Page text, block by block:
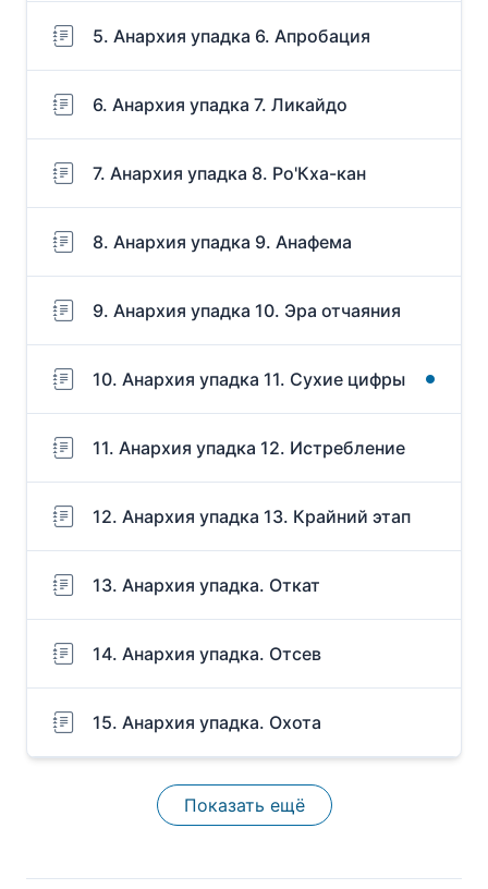
5. Анархия упадка 6. Апробация
6. Анархия упадка 7. Ликайдо
7. Анархия упадка 8. Ро'Кха-кан
8. Анархия упадка 9. Анафема
9. Анархия упадка 10. Эра отчаяния
10. Анархия упадка 11. Сухие цифры
11. Анархия упадка 12. Истребление
12. Анархия упадка 13. Крайний этап
13. Анархия упадка. Откат
14. Анархия упадка. Отсев
15. Анархия упадка. Охота
Показать ещё